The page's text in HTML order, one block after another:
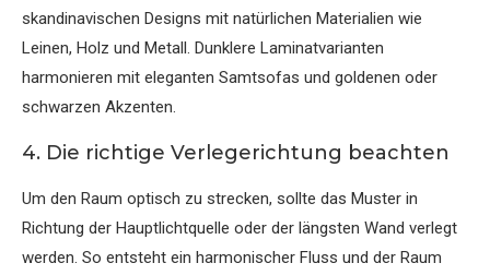
skandinavischen Designs mit natürlichen Materialien wie
Leinen, Holz und Metall. Dunklere Laminatvarianten
harmonieren mit eleganten Samtsofas und goldenen oder
schwarzen Akzenten.
4. Die richtige Verlegerichtung beachten
Um den Raum optisch zu strecken, sollte das Muster in
Richtung der Hauptlichtquelle oder der längsten Wand verlegt
werden. So entsteht ein harmonischer Fluss und der Raum